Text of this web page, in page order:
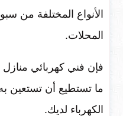
الأنواع المختلفة من
المحلات.
فإن فني كهربائي
ما تستطيع أن تستعين
الكهرباء لديك.